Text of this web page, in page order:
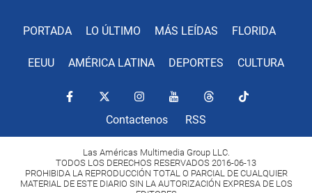
PORTADA LO ÚLTIMO MÁS LEÍDAS FLORIDA
EEUU AMÉRICA LATINA DEPORTES CULTURA
Contactenos RSS
Las Américas Multimedia Group LLC.
TODOS LOS DERECHOS RESERVADOS 2016-06-13
PROHIBIDA LA REPRODUCCIÓN TOTAL O PARCIAL DE CUALQUIER
MATERIAL DE ESTE DIARIO SIN LA AUTORIZACIÓN EXPRESA DE LOS